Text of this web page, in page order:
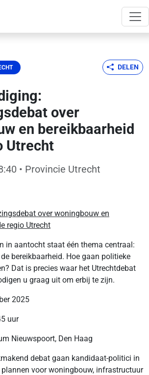
DELEN
over
en bereikbaarheid
Utrecht
• Provincie Utrecht
over woningbouw en
regio Utrecht
in aantocht staat één thema centraal:
bereikbaarheid. Hoe gaan politieke
Dat is precies waar het Utrechtdebat
u graag uit om erbij te zijn.
2025
uur
Nieuwspoort, Den Haag
debat gaan kandidaat-politici in
voor woningbouw, infrastructuur